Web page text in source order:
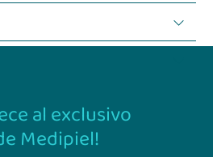
al exclusivo
Medipiel!